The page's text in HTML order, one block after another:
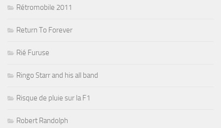
Rétromobile 2011
Return To Forever
Rié Furuse
Ringo Starr and his all band
Risque de pluie sur la F1
Robert Randolph